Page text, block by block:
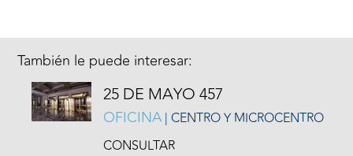
También le puede interesar:
25 DE MAYO 457
OFICINA| CENTRO Y MICROCENTRO
CONSULTAR